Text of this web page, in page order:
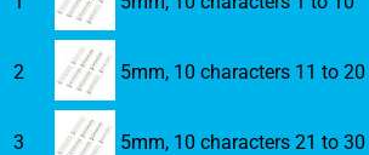
2 5mm, 10 characters 11 to 20
3 5mm, 10 characters 21 to 30